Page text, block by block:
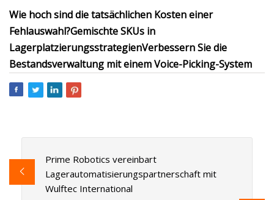
Wie hoch sind die tatsächlichen Kosten einer
Fehlauswahl?Gemischte SKUs in
LagerplatzierungsstrategienVerbessern Sie die
Bestandsverwaltung mit einem Voice-Picking-System
Prime Robotics vereinbart
Lagerautomatisierungspartnerschaft mit
Wulftec International